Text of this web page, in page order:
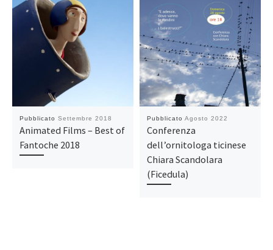
Pubblicato Settembre 2018
Animated Films – Best of
Fantoche 2018
Pubblicato Agosto 2022
Conferenza
dell’ornitologa ticinese
Chiara Scandolara
(Ficedula)